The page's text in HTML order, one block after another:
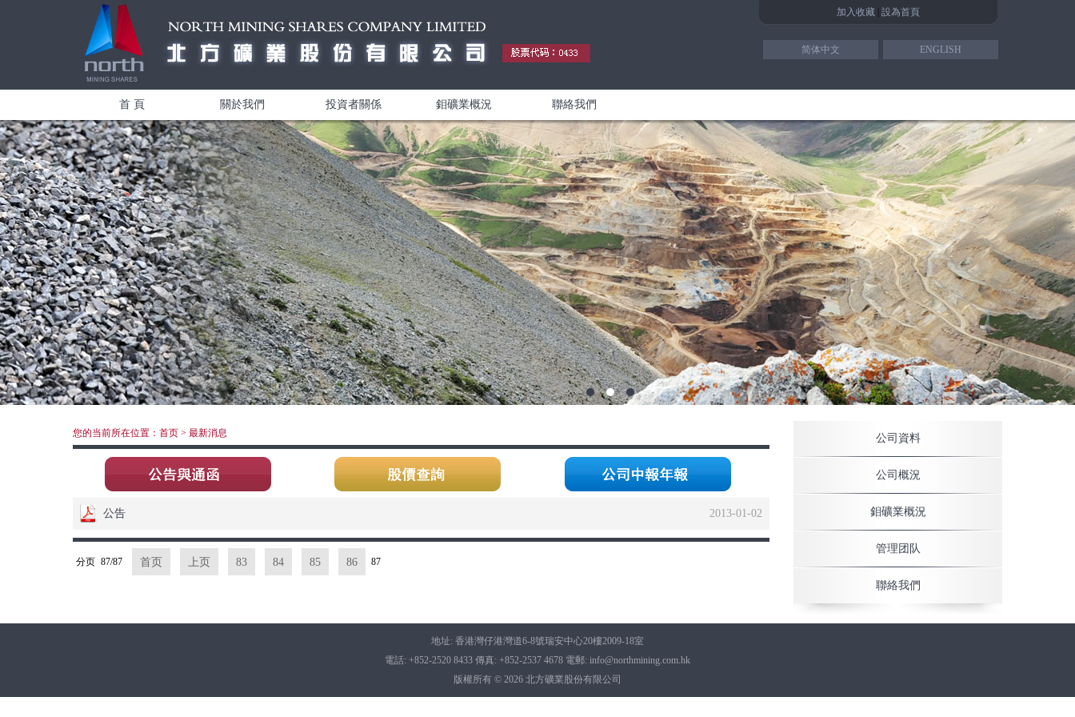
加入收藏 設為首頁
简体中文 ENGLISH
首 頁 關於我們 投資者關係 鉬礦業概況 聯絡我們
公司資料
公司概況
鉬礦業概況
管理团队
聯絡我們
您的当前所在位置：首页 > 最新消息
2013-01-02
公告
分页 87/87 首页 上页 83 84 85 86 87
地址: 香港灣仔港灣道6-8號瑞安中心20樓2009-18室
電話: +852-2520 8433 傳真: +852-2537 4678 電郵: info@northmining.com.hk
版權所有 © 2026 北方礦業股份有限公司